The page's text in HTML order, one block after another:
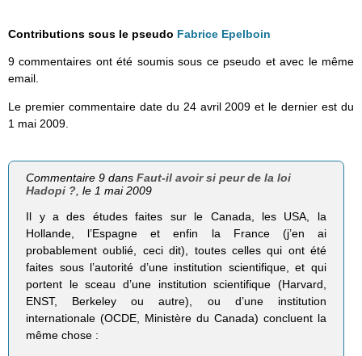
Contributions sous le pseudo Fabrice Epelboin
9 commentaires ont été soumis sous ce pseudo et avec le même
email.
Le premier commentaire date du 24 avril 2009 et le dernier est du
1 mai 2009.
Commentaire 9 dansFaut-il avoir si peur de la loi
Hadopi ?, le 1 mai 2009
Il y a des études faites sur le Canada, les USA, la
Hollande, l’Espagne et enfin la France (j’en ai
probablement oublié, ceci dit), toutes celles qui ont été
faites sous l’autorité d’une institution scientifique, et qui
portent le sceau d’une institution scientifique (Harvard,
ENST, Berkeley ou autre), ou d’une institution
internationale (OCDE, Ministère du Canada) concluent la
même chose :